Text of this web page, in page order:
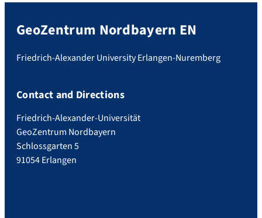
GeoZentrum Nordbayern EN
Friedrich-Alexander University Erlangen-Nuremberg
Contact and Directions
Friedrich-Alexander-Universität
GeoZentrum Nordbayern
Schlossgarten 5
91054 Erlangen